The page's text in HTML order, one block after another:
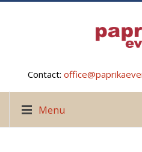
Contact:
Menu